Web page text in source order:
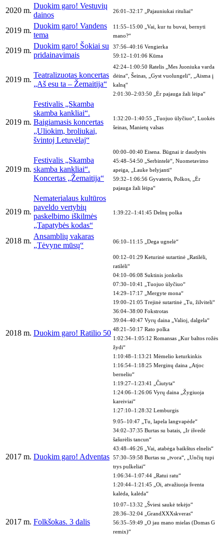
2020 m.
Duokim garo! Vestuvių
dainos
26:01–32:17 „Pajauniukai rituliai“
2019 m.
Duokim garo! Vandens
tema
11:55–15:00 „Vai, kur tu buvai, bernyti
mano?“
2019 m.
Duokim garo! Šokiai su
pridainavimais
37:56–40:16 Vengierka
59:12–1:01:06 Kūma
2019 m.
Teatralizuotas koncertas
„Aš esu ta – Žemaitija“
42:24–1:00:50 Ratelis „Mes Juoniuka varda
dėina“, Šeinas, „Gyst vuolungeli“, „Aisma į
kalną“
2:01:30–2:03:50 „Ėr pajauga žali lėipa“
2019 m.
Festivalis „Skamba
skamba kankliai“.
Baigiamasis koncertas
„Uliokim, broliukai,
švintoj Letuvėlaj“
1:32:20–1:40:55 „Tuojuo ūlyčiuo“, Luokės
šeinas, Manietų valsas
2019 m.
Festivalis „Skamba
skamba kankliai“.
Koncertas „Žemaitija“
00:00–00:40 Eisena. Būgnai ir daudytės
45:48–54:50 „Serbintelė“, Nuometavimo
apeiga, „Lauke belyjanti“
59:32–1:06:56 Gyvateris, Polkos, „Ėr
pajauga žali lėipa“
2019 m.
Nematerialaus kultūros
paveldo vertybių
paskelbimo iškilmės
„Tapatybės kodas“
1:39:22–1:41:45 Delnų polka
2018 m.
Ansamblių vakaras
„Tėvyne mūsų“
06:10–11:15 „Dega ugnelė“
2018 m. Duokim garo! Ratilio 50
00:12–01:29 Keturinė sutartinė „Ratilėli,
ratilėli“
04:10–06:08 Suktinis jonkelis
07:30–10:41 „Tuojuo ūlyčiuo“
14:29–17:17 „Mergyte mona“
19:00–21:05 Trejinė sutartinė „Tu, žilviteli“
36:04–38:00 Fokstrotas
39:04–40:47 Vyrų daina „Valioj, dalgela“
48:21–50:17 Rato polka
1:02:34–1:05:12 Romansas „Kur baltos rožės
žydi“
1:10:48–1:13:21 Mėmelio keturkinkis
1:16:54–1:18:25 Merginų daina „Atjoc
berneliu“
1:19:27–1:23:41 „Čiutyta“
1:24:06–1:26:06 Vyrų daina „Žygiuoja
kareiviai“
1:27:10–1:28:32 Lemburgis
2017 m. Duokim garo! Adventas
9:05–10:47 „Tu, lapela langvapėde“
34:02–37:35 Burtas su batais, „Ir išvedė
šašurėlis tancun“
43:48–46:26 „Vai, atabėga baikštus elnelis“
57:30–59:58 Burtas su „tvora“, „Unčių tupi
trys pulkeliai“
1:06:34–1:07:44 „Ratui ratu“
1:20:44–1:21:45 „Oi, atvažiuoja šventa
kalėda, kalėda“
2017 m. Folkšokas. 3 dalis
10:07–13:32 „Šviesi saukė tekėjo“
28:36–32:04 „GrandXXXskveras“
56:35–59:49 „O jau mano mielas (Domas G
remix)“